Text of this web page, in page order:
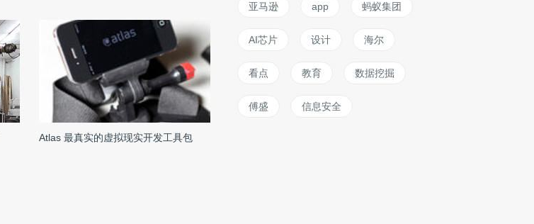
Atlas 最真实的虚拟现实开发工具包
亚马逊 app 蚂蚁集团
AI芯片 设计 海尔
看点 教育 数据挖掘
傅盛 信息安全